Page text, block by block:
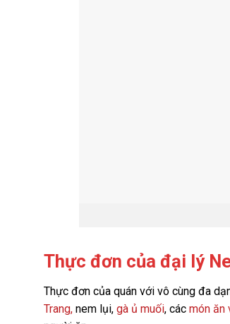
Thực đơn của đại lý
Thực đơn của quán với vô cùng đa
Trang, nem lụi, gà ủ muối, các món ăn